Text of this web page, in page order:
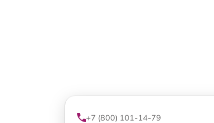
+7 (800) 101-14-79